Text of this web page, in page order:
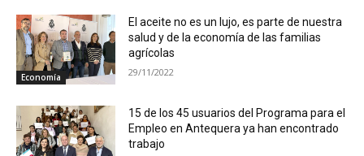
Economía
El aceite no es un lujo, es parte de nuestra
salud y de la economía de las familias
agrícolas
29/11/2022
15 de los 45 usuarios del Programa para el
Empleo en Antequera ya han encontrado
trabajo